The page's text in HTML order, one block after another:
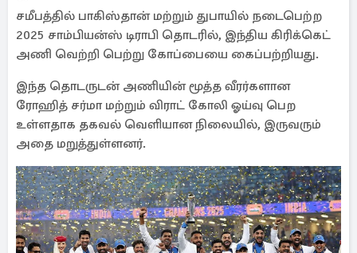
சமீபத்தில் பாகிஸ்தான் மற்றும் துபாயில் நடைபெற்ற
2025 சாம்பியன்ஸ் டிராபி தொடரில், இந்திய கிரிக்கெட்
அணி வெற்றி பெற்று கோப்பையை கைப்பற்றியது.
இந்த தொடருடன் அணியின் மூத்த வீரர்களான
ரோஹித் சர்மா மற்றும் விராட் கோலி ஓய்வு பெற
உள்ளதாக தகவல் வெளியான நிலையில், இருவரும்
அதை மறுத்துள்ளனர்.